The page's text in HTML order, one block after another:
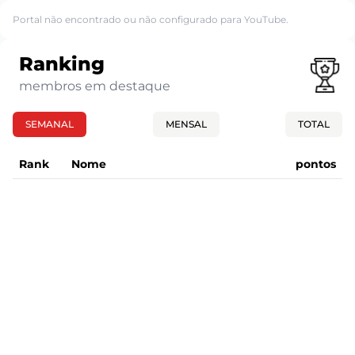
Portal não encontrado ou não configurado para YouTube.
Ranking
membros em destaque
SEMANAL MENSAL TOTAL
Rank Nome pontos